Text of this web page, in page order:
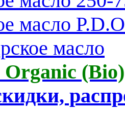
масло
масло
(Bio)